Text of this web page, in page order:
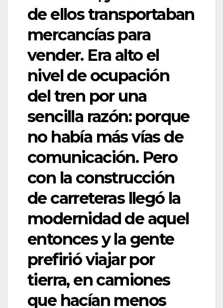
de ellos transportaban
mercancías para
vender. Era alto el
nivel de ocupación
del tren por una
sencilla razón: porque
no había más vías de
comunicación. Pero
con la construcción
de carreteras llegó la
modernidad de aquel
entonces y la gente
prefirió viajar por
tierra, en camiones
que hacían menos